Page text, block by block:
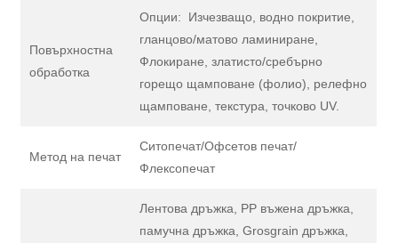
Повърхностна
обработка
Опции: Изчезващо, водно покритие,
гланцово/матово ламиниране,
Флокиране, златисто/сребърно
горещо щамповане (фолио), релефно
щамповане, текстура, точково UV.
Метод на печат
Ситопечат/Офсетов печат/
Флексопечат
Лентова дръжка, PP въжена дръжка,
памучна дръжка, Grosgrain дръжка,